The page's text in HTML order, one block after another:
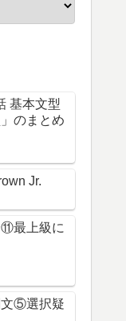
基本文型
のまとめ
Jr.
⑪最上級に
文⑤選択疑